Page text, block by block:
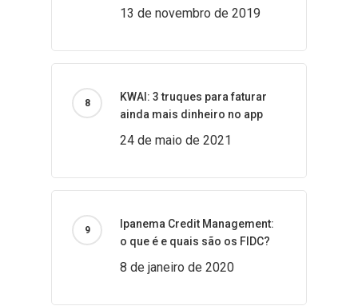
13 de novembro de 2019
KWAI: 3 truques para faturar
ainda mais dinheiro no app
24 de maio de 2021
Ipanema Credit Management:
o que é e quais são os FIDC?
8 de janeiro de 2020